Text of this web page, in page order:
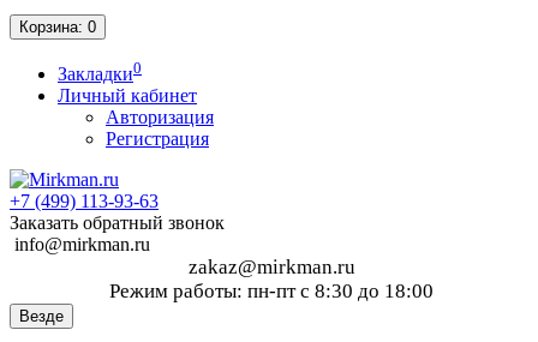
Корзина: 0
Закладки0
Личный кабинет
Авторизация
Регистрация
+7 (499) 113-93-63
Заказать обратный звонок
info@mirkman.ru
zakaz@mirkman.ru
Режим работы: пн-пт с 8:30 до 18:00
Везде